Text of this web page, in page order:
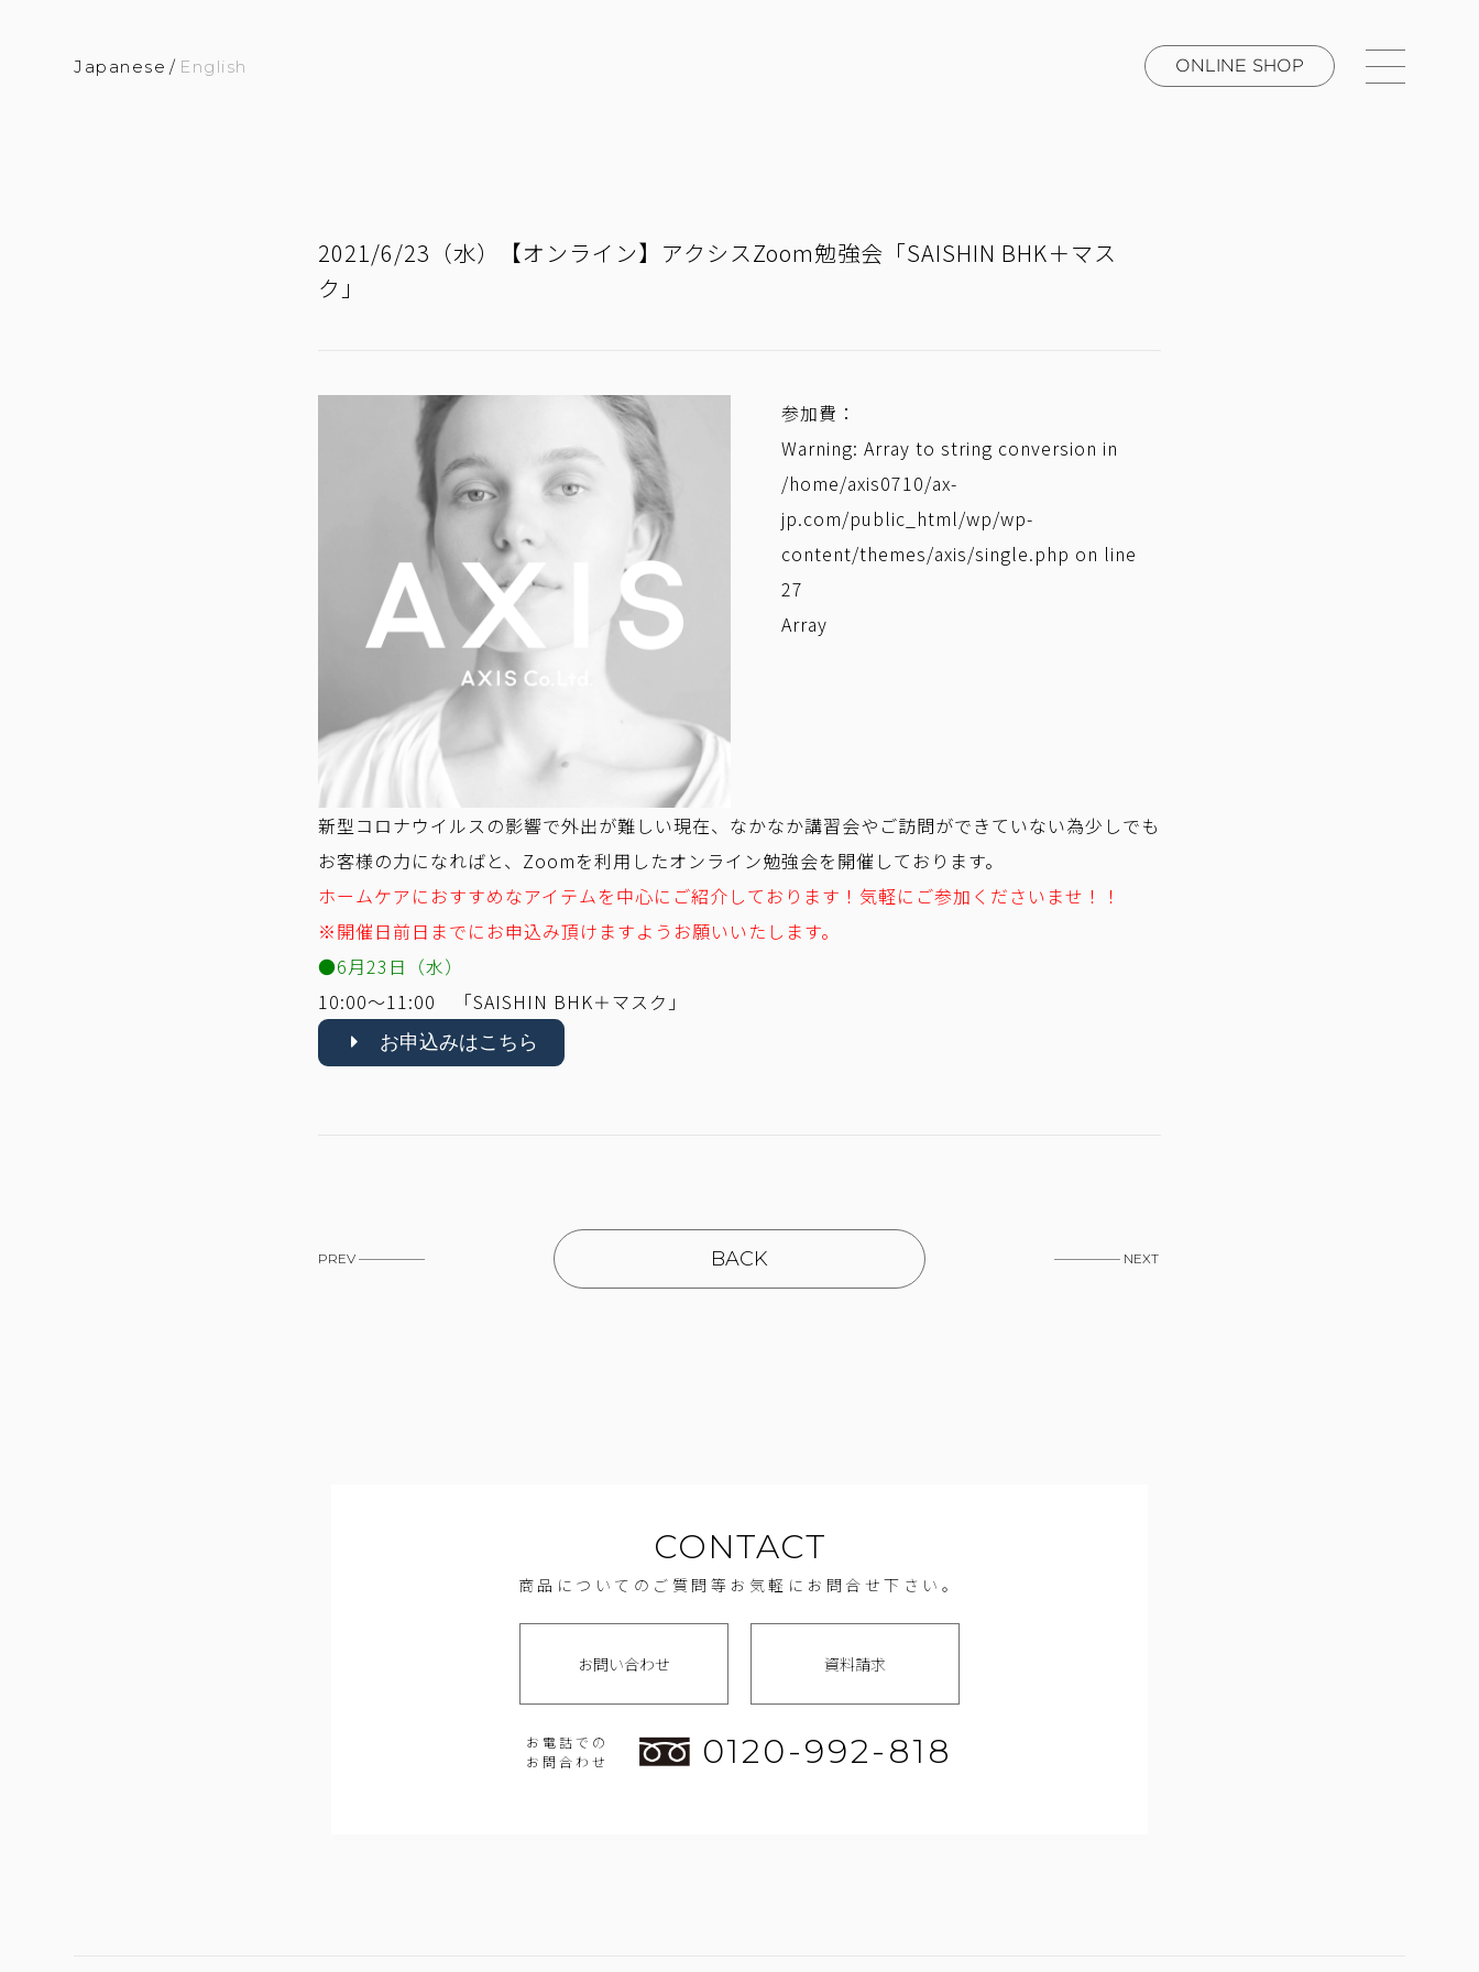
Japanese / English ONLINE SHOP
2021/6/23（水）【オンライン】アクシスZoom勉強会「SAISHIN BHK＋マス
ク」
参加費：
Warning: Array to string conversion in
/home/axis0710/ax-
jp.com/public_html/wp/wp-
content/themes/axis/single.php on line
27
Array
新型コロナウイルスの影響で外出が難しい現在、なかなか講習会やご訪問ができていない為少しでも
お客様の力になればと、Zoomを利用したオンライン勉強会を開催しております。
ホームケアにおすすめなアイテムを中心にご紹介しております！気軽にご参加くださいませ！！
※開催日前日までにお申込み頂けますようお願いいたします。
●6月23日（水）
10:00～11:00 「SAISHIN BHK＋マスク」
お申込みはこちら
PREV ————— BACK ————— NEXT
CONTACT
商品についてのご質問等お気軽にお問合せ下さい。
お問い合わせ 資料請求
お電話での
お問合わせ
0120-992-818